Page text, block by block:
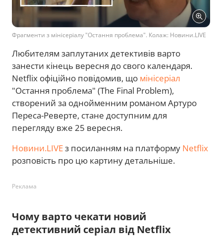
Фрагменти з мінісеріалу "Остання проблема". Колаж: Новини.LIVE
Любителям заплутаних детективів варто
занести кінець вересня до свого календаря.
Netflix офіційно повідомив, що мінісеріал
"Остання проблема" (The Final Problem),
створений за однойменним романом Артуро
Переса-Реверте, стане доступним для
перегляду вже 25 вересня.
Новини.LIVEз посиланням на платформу Netflix
розповість про цю картину детальніше.
Реклама
Чому варто чекати новий
детективний серіал від Netflix